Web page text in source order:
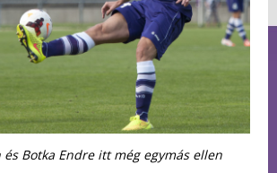
és Botka Endre itt még egymás ellen